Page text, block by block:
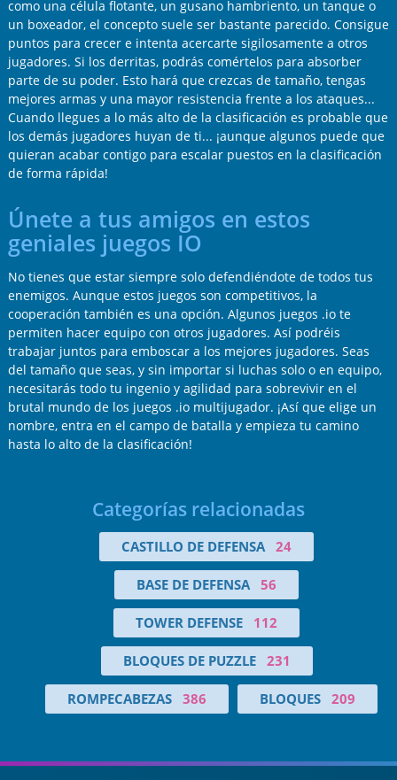
como una célula flotante, un gusano hambriento, un tanque o
un boxeador, el concepto suele ser bastante parecido. Consigue
puntos para crecer e intenta acercarte sigilosamente a otros
jugadores. Si los derritas, podrás comértelos para absorber
parte de su poder. Esto hará que crezcas de tamaño, tengas
mejores armas y una mayor resistencia frente a los ataques...
Cuando llegues a lo más alto de la clasificación es probable que
los demás jugadores huyan de ti... ¡aunque algunos puede que
quieran acabar contigo para escalar puestos en la clasificación
de forma rápida!
Únete a tus amigos en estos
geniales juegos IO
No tienes que estar siempre solo defendiéndote de todos tus
enemigos. Aunque estos juegos son competitivos, la
cooperación también es una opción. Algunos juegos .io te
permiten hacer equipo con otros jugadores. Así podréis
trabajar juntos para emboscar a los mejores jugadores. Seas
del tamaño que seas, y sin importar si luchas solo o en equipo,
necesitarás todo tu ingenio y agilidad para sobrevivir en el
brutal mundo de los juegos .io multijugador. ¡Así que elige un
nombre, entra en el campo de batalla y empieza tu camino
hasta lo alto de la clasificación!
Categorías relacionadas
CASTILLO DE DEFENSA 24
BASE DE DEFENSA 56
TOWER DEFENSE 112
BLOQUES DE PUZZLE 231
ROMPECABEZAS 386 BLOQUES 209